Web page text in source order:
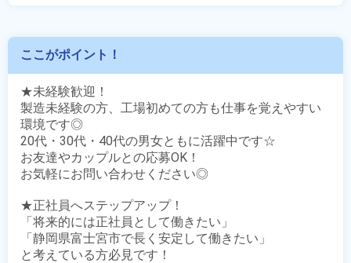
ここがポイント！
★未経験歓迎！
製造未経験の方、工場初めての方も仕事を覚えやすい
環境です◎
20代・30代・40代の男女ともに活躍中です☆
お友達やカップルとの応募OK！
お気軽にお問い合わせください◎
★正社員へステップアップ！
「将来的には正社員として働きたい」
「静岡県富士宮市で長く安定して働きたい」
と考えている方必見です！